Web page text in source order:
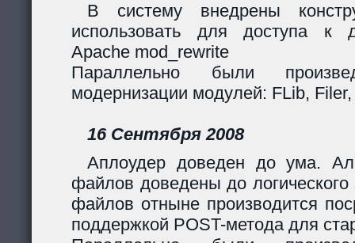
В систему внедрены
использовать для доступа к
Apache mod_rewrite
Параллельно были
модернизации модулей: FLib,
16 Сентября 2008
Аплоудер доведен до ума.
файлов доведены до логического
файлов отныне производится
поддержкой POST-метода для